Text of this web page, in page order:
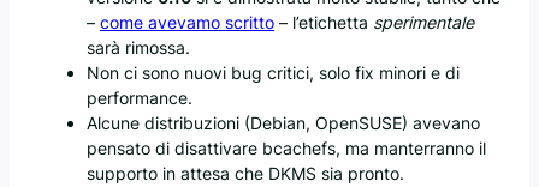
– come avevamo scritto – l’etichetta sperimentale
sarà rimossa.
Non ci sono nuovi bug critici, solo fix minori e di
performance.
Alcune distribuzioni (Debian, OpenSUSE) avevano
pensato di disattivare bcachefs, ma manterranno il
supporto in attesa che DKMS sia pronto.